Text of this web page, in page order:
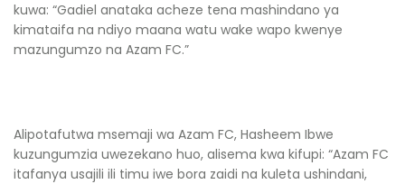
kuwa: “Gadiel anataka acheze tena mashindano ya
kimataifa na ndiyo maana watu wake wapo kwenye
mazungumzo na Azam FC.”
Alipotafutwa msemaji wa Azam FC, Hasheem Ibwe
kuzungumzia uwezekano huo, alisema kwa kifupi: “Azam FC
itafanya usajili ili timu iwe bora zaidi na kuleta ushindani,